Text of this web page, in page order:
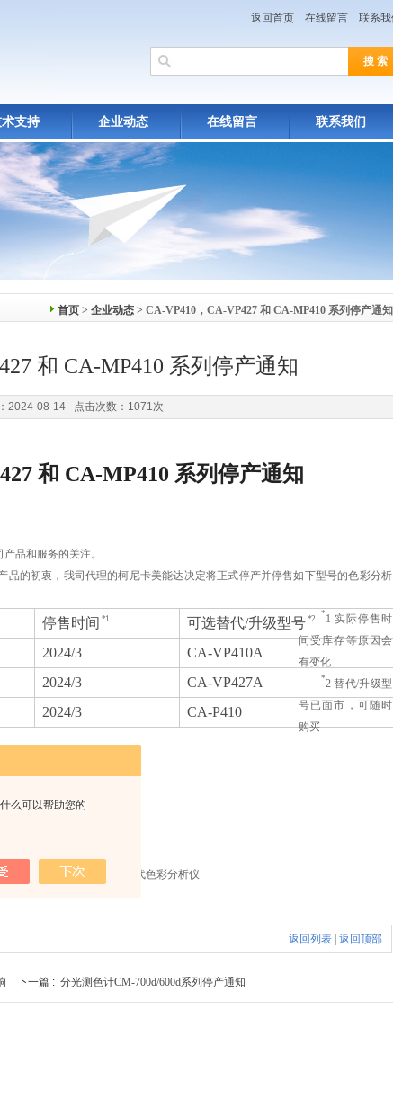
么可以帮助您的
返回首页 在线留言 联系我
支持 企业动态 在线留言 联系我们
首页 > 企业动态 > CA-VP410，CA-VP427 和 CA-MP410 系列停产通知
和 CA-MP410 系列停产通知
2024-08-14 点击次数：1071次
和 CA-MP410 系列停产通知
品和服务的关注。
品的初衷，我司代理的柯尼卡美能达决定将正式停产并停售如下型号的色彩分析
停售时间 *1 可选替代/升级型号*2
2024/3
CA-VP410A
2024/3
CA-VP427A
2024/3 CA-P410
*1 实际停售时
间受库存等原因会
有变化
*2 替代/升级型
号已面市，可随时
购买
乐联络我们，
等新型显示测量的新一代色彩分析仪
返回列表 返回顶部
下一篇 : 分光测色计CM-700d/600d系列停产通知